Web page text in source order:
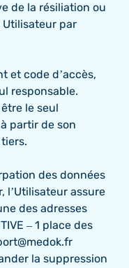
de la résiliation ou
Utilisateur par
et code d’accès,
responsable.
le seul
partir de son
des données
l’Utilisateur assure
des adresses
– 1 place des
la suppression